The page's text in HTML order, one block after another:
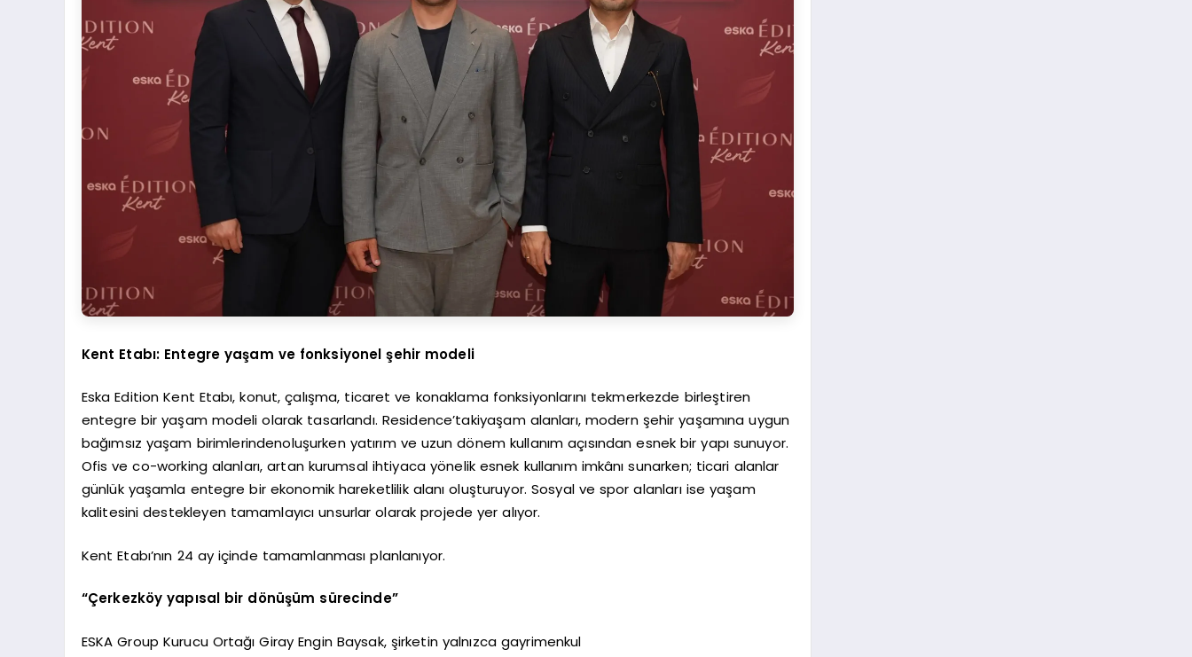
Kent Etabı: Entegre yaşam ve fonksiyonel şehir modeli
Eska Edition Kent Etabı, konut, çalışma, ticaret ve konaklama fonksiyonlarını tekmerkezde birleştiren
entegre bir yaşam modeli olarak tasarlandı. Residence’takiyaşam alanları, modern şehir yaşamına uygun
bağımsız yaşam birimlerindenoluşurken yatırım ve uzun dönem kullanım açısından esnek bir yapı sunuyor.
Ofis ve co-working alanları, artan kurumsal ihtiyaca yönelik esnek kullanım imkânı sunarken; ticari alanlar
günlük yaşamla entegre bir ekonomik hareketlilik alanı oluşturuyor. Sosyal ve spor alanları ise yaşam
kalitesini destekleyen tamamlayıcı unsurlar olarak projede yer alıyor.
Kent Etabı’nın 24 ay içinde tamamlanması planlanıyor.
“Çerkezköy yapısal bir dönüşüm sürecinde”
ESKA Group Kurucu Ortağı Giray Engin Baysak, şirketin yalnızca gayrimenkul